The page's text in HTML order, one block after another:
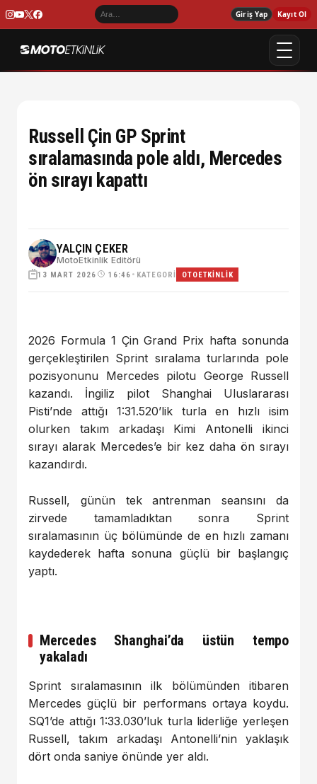
Giriş Yap Kayıt Ol
Russell Çin GP Sprint
sıralamasında pole aldı, Mercedes
ön sırayı kapattı
YALÇIN ÇEKER
MotoEtkinlik Editörü
13 MART 2026 16:46 • KATEGORI OTOETKINLIK
2026 Formula 1 Çin Grand Prix hafta sonunda
gerçekleştirilen Sprint sıralama turlarında pole
pozisyonunu Mercedes pilotu George Russell
kazandı. İngiliz pilot Shanghai Uluslararası
Pisti’nde attığı 1:31.520’lik turla en hızlı isim
olurken takım arkadaşı Kimi Antonelli ikinci
sırayı alarak Mercedes’e bir kez daha ön sırayı
kazandırdı.
Russell, günün tek antrenman seansını da
zirvede tamamladıktan sonra Sprint
sıralamasının üç bölümünde de en hızlı zamanı
kaydederek hafta sonuna güçlü bir başlangıç
yaptı.
Mercedes Shanghai’da üstün tempo
yakaladı
Sprint sıralamasının ilk bölümünden itibaren
Mercedes güçlü bir performans ortaya koydu.
SQ1’de attığı 1:33.030’luk turla liderliğe yerleşen
Russell, takım arkadaşı Antonelli’nin yaklaşık
dört onda saniye önünde yer aldı.